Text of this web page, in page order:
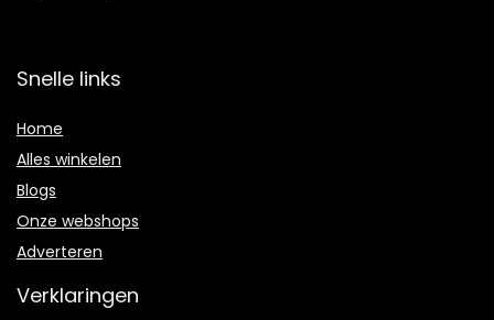
Snelle links
Home
Alles winkelen
Blogs
Onze webshops
Adverteren
Verklaringen